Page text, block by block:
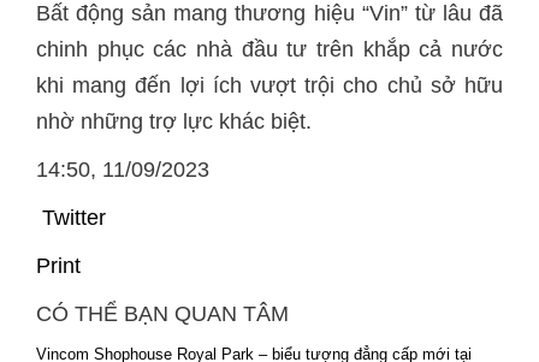
Bất động sản mang thương hiệu “Vin” từ lâu đã
chinh phục các nhà đầu tư trên khắp cả nước
khi mang đến lợi ích vượt trội cho chủ sở hữu
nhờ những trợ lực khác biệt.
14:50, 11/09/2023
Twitter
Print
CÓ THỂ BẠN QUAN TÂM
Vincom Shophouse Royal Park – biểu tượng đẳng cấp mới tại